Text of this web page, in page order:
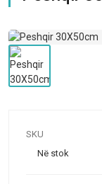
SKU
Në stok